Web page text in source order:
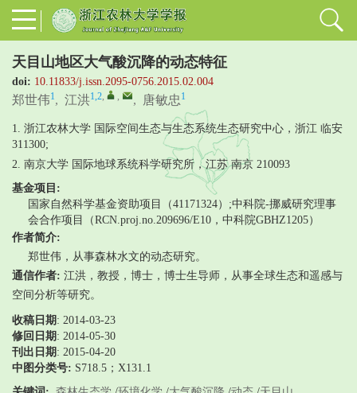
天目山地区大气酸沉降的动态特征
doi: 10.11833/j.issn.2095-0756.2015.02.004
郑世伟1, 江洪1,2, , , 唐敏忠 1
1. 浙江农林大学 国际空间生态与生态系统生态研究中心，浙江 临安
311300;
2. 南京大学 国际地球系统科学研究所，江苏 南京 210093
基金项目:
国家自然科学基金资助项目（41171324）;中科院-挪威研究理事
会合作项目（RCN.proj.no.209696/E10，中科院GBHZ1205）
作者简介:
郑世伟，从事森林水文的动态研究。
通信作者: 江洪，教授，博士，博士生导师，从事全球生态和遥感与
空间分析等研究。
收稿日期 : 2014-03-23
修回日期 : 2014-05-30
刊出日期 : 2015-04-20
中图分类号: S718.5；X131.1